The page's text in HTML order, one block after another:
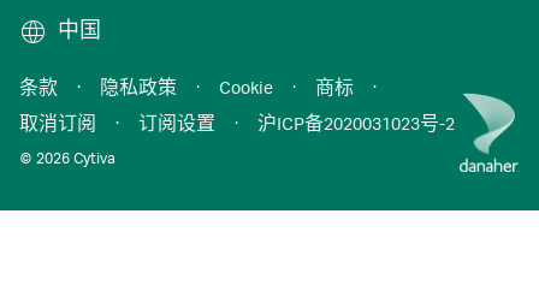
中国
© 2026 Cytiva
条款 · 隐私政策 · Cookie · 商标
·
取消订阅
· 订阅设置 · 沪ICP备2020031023号-2